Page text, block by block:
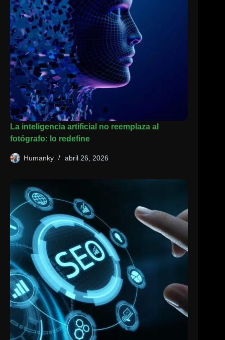
La inteligencia artificial no reemplaza al
fotógrafo: lo redefine
Humanky abril 26, 2026